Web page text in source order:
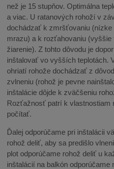
než je 15 stupňov. Optimálna
a viac. U ratanových rohoží v
dochádzať k zmršťovaniu (nízke
mrazu) a k rozťahovaniu (vyššie
žiarenie). Z tohto dôvodu je
inštalovať vo vyšších teplotách.
ohriatí rohože dochádzať z
zvlneniu (rohož je pevne
inštalácie dôjde k zväčšeniu
Rozťažnosť patrí k vlastnostiam
počítať.
Ďalej odporúčame pri inštalácii
rohož deliť, aby sa predišlo
plot odporúčame rohož deliť u
inštalácií na balkón odporúčame